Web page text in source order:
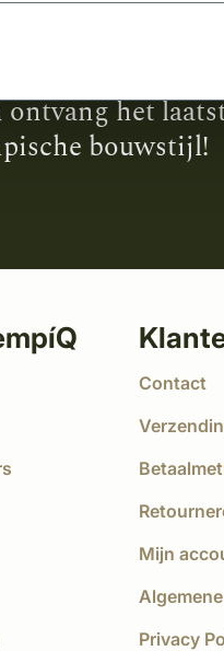
ontvang het
bouwstijl!
Contact
Mijn
Privacy